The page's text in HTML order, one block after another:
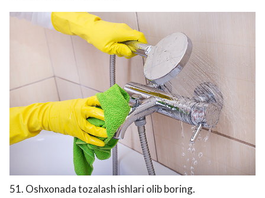
51. Oshxonada tozalash ishlari olib boring.